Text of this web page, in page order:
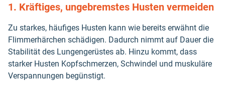
1. Kräftiges, ungebremstes Husten vermeiden
Zu starkes, häufiges Husten kann wie bereits erwähnt die
Flimmerhärchen schädigen. Dadurch nimmt auf Dauer die
Stabilität des Lungengerüstes ab. Hinzu kommt, dass
starker Husten Kopfschmerzen, Schwindel und muskuläre
Verspannungen begünstigt.